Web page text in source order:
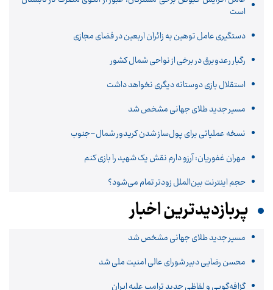
است
دستگیری عامل توهین به زائران اربعین در فضای مجازی
رگبار رعدوبرق در برخی از نواحی شمال کشور
استقلال بازی دوستانه دیگری نخواهد داشت
مسیر جدید طلای جهانی مشخص شد
نسخه عملیاتی برای پول‌ساز شدن کریدور شمال–جنوب
مهران غفوریان: آرزو دارم نقش یک شهید را بازی کنم
حجم اینترنت بین‌الملل زودتر تمام می‌شود؟
پربازدیدترین اخبار
مسیر جدید طلای جهانی مشخص شد
محسن رضایی دبیر شورای عالی امنیت ملی شد
گزافه‌گویی و لفاظی جدید ترامپ علیه ایران